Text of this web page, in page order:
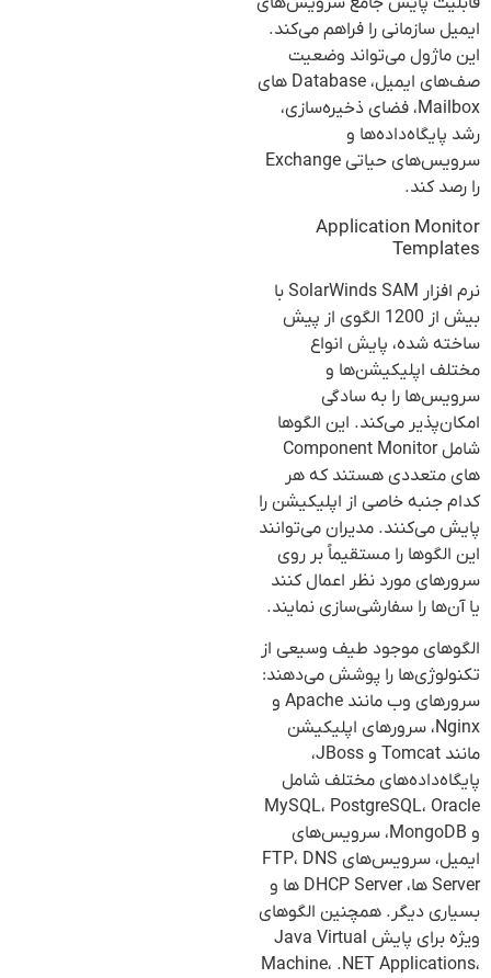
ایمیل سازمانی را فراهم می‌کند.
این ماژول می‌تواند وضعیت
صف‌های ایمیل، Database های
Mailbox، فضای ذخیره‌سازی،
رشد پایگاه‌داده‌ها و
سرویس‌های حیاتی Exchange
را رصد کند.
Application Monitor
Templates
نرم افزار SolarWinds SAM با
بیش از 1200 الگوی از پیش
ساخته شده، پایش انواع
مختلف اپلیکیشن‌ها و
سرویس‌ها را به سادگی
امکان‌پذیر می‌کند. این الگوها
شامل Component Monitor
های متعددی هستند که هر
کدام جنبه خاصی از اپلیکیشن را
پایش می‌کنند. مدیران می‌توانند
این الگوها را مستقیماً بر روی
سرورهای مورد نظر اعمال کنند
یا آن‌ها را سفارشی‌سازی نمایند.
الگوهای موجود طیف وسیعی از
تکنولوژی‌ها را پوشش می‌دهند:
سرورهای وب مانند Apache و
Nginx، سرورهای اپلیکیشن
مانند Tomcat و JBoss،
پایگاه‌داده‌های مختلف شامل
MySQL، PostgreSQL، Oracle
و MongoDB، سرویس‌های
ایمیل، سرویس‌های FTP، DNS
Server ها، DHCP Server ها و
بسیاری دیگر. همچنین الگوهای
ویژه برای پایش Java Virtual
Machine، .NET Applications،